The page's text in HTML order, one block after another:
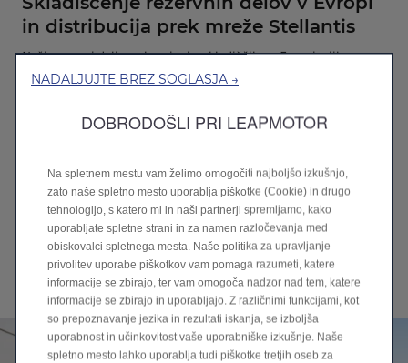
in distribucija prek mreže Stellantis
Naši rezervni deli so shranjeni v skladiščih po Evropi, njihovo
distribucijo in razpoložljivost pa zagotavlja distribucijska mreža
Stellantis, ki se opira na distribucijske centre v posameznih
Distrigo, ki na ozemlju Evrope vsak dan dostavljajo dele v
Ko v pooblaščeni delavnici Leapmotor vaše vozilo pregledajo
visoko usposobljeni specializirani tehniki, ki so opravili
izobraževanje po programu Stellantis Academy – Leapmotor, ste
lahko prepričani, da mu bodo posvetili vso potrebno pozornost,
uporabili prava orodja in originalne rezervne dele ter vam s tem
zagotovili, da bo vaše vozilo še dolgo na cesti
NADALJUJTE BREZ SOGLASJA →
DOBRODOŠLI PRI LEAPMOTOR
Na spletnem mestu vam želimo omogočiti najboljšo izkušnjo,
zato naše spletno mesto uporablja piškotke (Cookie) in drugo
tehnologijo, s katero mi in naši partnerji spremljamo, kako
uporabljate spletne strani in za namen razločevanja med
obiskovalci spletnega mesta. Naše politika za upravljanje
privolitev uporabe piškotkov vam pomaga razumeti, katere
informacije se zbirajo, ter vam omogoča nadzor nad tem, katere
informacije se zbirajo in uporabljajo. Z različnimi funkcijami, kot
so prepoznavanje jezika in rezultati iskanja, se izboljša
uporabnost in učinkovitost vaše uporabniške izkušnje. Naše
spletno mesto lahko uporablja tudi piškotke tretjih oseb za